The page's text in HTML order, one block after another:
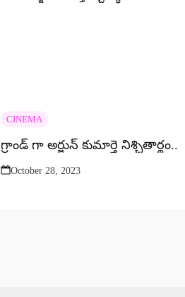
CINEMA
గ్రాండ్ గా అర్జున్ కుమార్తె నిశ్చితార్థం..
October 28, 2023